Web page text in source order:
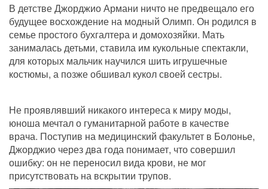
В детстве Джорджио Армани ничто не предвещало его
будущее восхождение на модный Олимп. Он родился в
семье простого бухгалтера и домохозяйки. Мать
занималась детьми, ставила им кукольные спектакли,
для которых мальчик научился шить игрушечные
костюмы, а позже обшивал кукол своей сестры.
Не проявлявший никакого интереса к миру моды,
юноша мечтал о гуманитарной работе в качестве
врача. Поступив на медицинский факультет в Болонье,
Джорджио через два года понимает, что совершил
ошибку: он не переносил вида крови, не мог
присутствовать на вскрытии трупов.